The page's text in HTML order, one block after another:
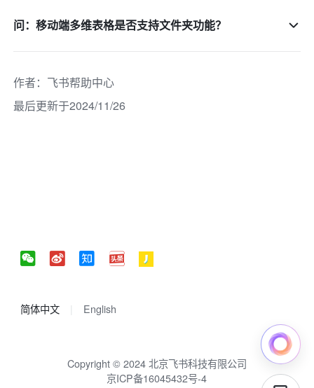
问：移动端多维表格是否支持文件夹功能？
作者： 飞书帮助中心
最后更新于2024/11/26
简体中文 English
Copyright © 2024 北京飞书科技有限公司
京ICP备16045432号-4